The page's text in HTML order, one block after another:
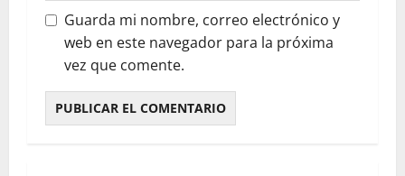
Guarda mi nombre, correo electrónico y
web en este navegador para la próxima
vez que comente.